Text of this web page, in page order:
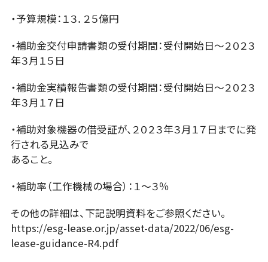
・予算規模：１３．２５億円
・補助金交付申請書類の受付期間：受付開始日～２０２３
年３月１５日
・補助金実績報告書類の受付期間：受付開始日～２０２３
年３月１７日
・補助対象機器の借受証が、２０２３年３月１７日までに発
行される見込みで
あること。
・補助率（工作機械の場合）：１～３％
その他の詳細は、下記説明資料をご参照ください。
https://esg-lease.or.jp/asset-data/2022/06/esg-
lease-guidance-R4.pdf